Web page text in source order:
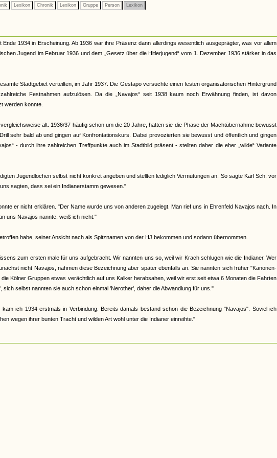
Lexikon Chronik Lexikon Gruppe Person Lexikon
1934 in Erscheinung. Ab 1936 war ihre Präsenz dann allerdings wesentlich ausgeprägter, was vor allem
Jugend im Februar 1936 und dem „Gesetz über die Hitlerjugend“ vom 1. Dezember 1936 stärker in das
Stadtgebiet verteilten, im Jahr 1937. Die Gestapo versuchte einen festen organisatorischen Hintergrund
Festnahmen aufzulösen. Da die „Navajos“ seit 1938 kaum noch Erwähnung finden, ist davon
werden konnte.
alt. 1936/37 häufig schon um die 20 Jahre, hatten sie die Phase der Machtübernahme bewusst
sehr bald ab und gingen auf Konfrontationskurs. Dabei provozierten sie bewusst und öffentlich und gingen
- durch ihre zahlreichen Treffpunkte auch im Stadtbild präsent - stellten daher die eher „wilde“ Variante
Jugendlochen selbst nicht konkret angeben und stellten lediglich Vermutungen an. So sagte Karl Sch. vor
sagten, dass sei ein Indianerstamm gewesen."
er nicht erklären. "Der Name wurde uns von anderen zugelegt. Man rief uns in Ehrenfeld Navajos nach. In
uns Navajos nannte, weiß ich nicht."
habe, seiner Ansicht nach als Spitznamen von der HJ bekommen und sodann übernommen.
zum ersten male für uns aufgebracht. Wir nannten uns so, weil wir Krach schlugen wie die Indianer. Wer
nicht Navajos, nahmen diese Bezeichnung aber später ebenfalls an. Sie nannten sich früher "Kanonen-
Kölner Gruppen etwas verächtlich auf uns Kalker herabsahen, weil wir erst seit etwa 6 Monaten die Fahrten
selbst nannten sie auch schon einmal 'Nerother', daher die Abwandlung für uns."
ich 1934 erstmals in Verbindung. Bereits damals bestand schon die Bezeichnung "Navajos". Soviel ich
wegen ihrer bunten Tracht und wilden Art wohl unter die Indianer einreihte."